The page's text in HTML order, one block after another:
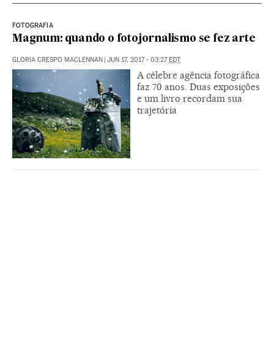
FOTOGRAFIA
Magnum: quando o fotojornalismo se fez arte
GLORIA CRESPO MACLENNAN JUN 17, 2017 - 03:27 EDT
A célebre agência fotográfica
faz 70 anos. Duas exposições
e um livro recordam sua
trajetória